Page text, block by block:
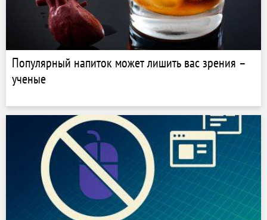
Популярный напиток может лишить вас зрения –
ученые